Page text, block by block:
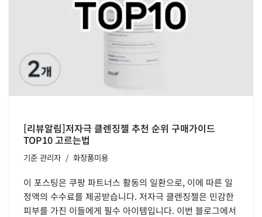
[리뷰알림]저자극 클렌징젤 추천 순위 구매가이드
TOP10 고르는법
기준 관리자 화장품미용
이 포스팅은 쿠팡 파트너스 활동의 일환으로, 이에 따른 일
정액의 수수료를 제공받습니다. 저자극 클렌징젤은 민감한
피부를 가진 이들에게 필수 아이템입니다. 이번 블로그에서